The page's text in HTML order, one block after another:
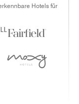
Hotels für